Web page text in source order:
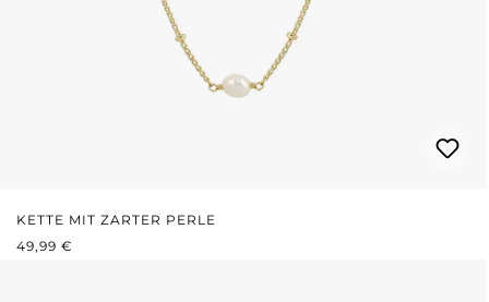
KETTE MIT ZARTER PERLE
REGULÄRER PREIS:
49,99 €